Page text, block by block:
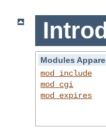
Modules
mod_include
mod_cgi
mod_expires